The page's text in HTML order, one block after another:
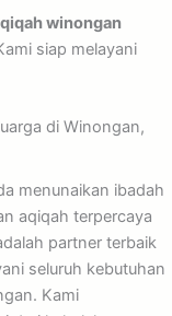
winongan
siap melayani
di Winongan,
menunaikan ibadah
aqiqah terpercaya
partner terbaik
seluruh kebutuhan
Kami